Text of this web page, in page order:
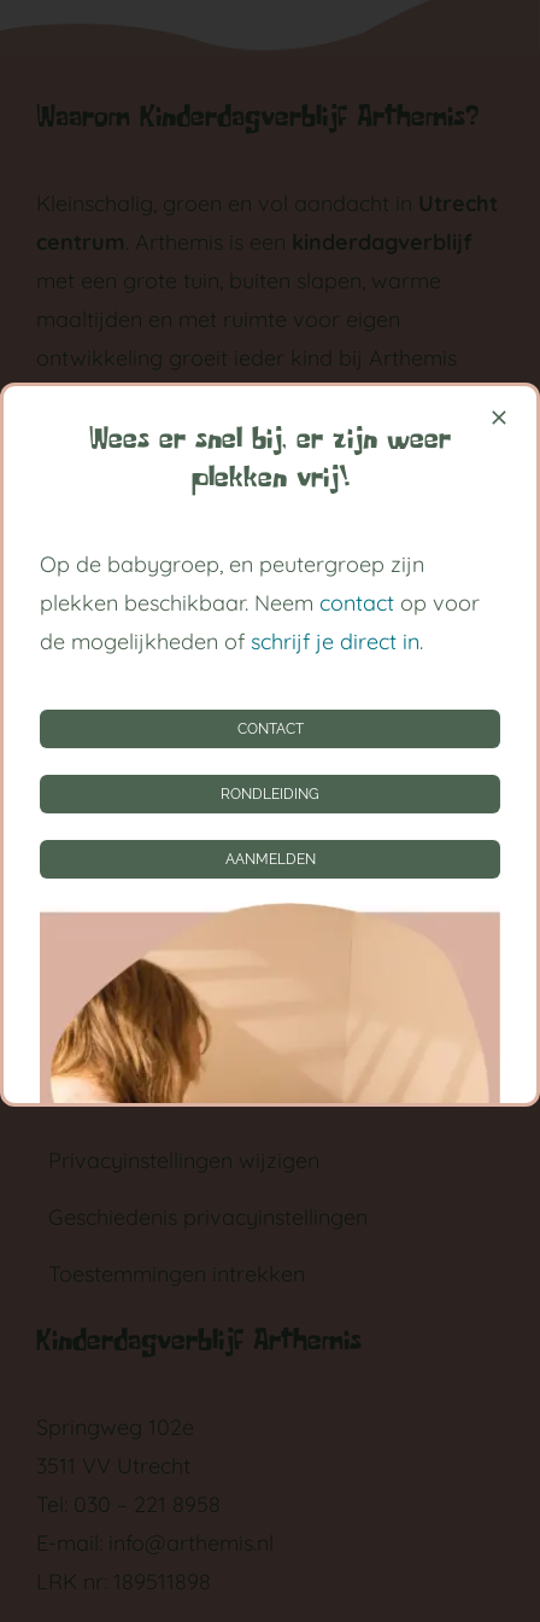
Waarom Kinderdagverblijf Arthemis?
Kleinschalig, groen en vol aandacht in Utrecht
centrum. Arthemis is een kinderdagverblijf
met een grote tuin, buiten slapen, warme
maaltijden en met ruimte voor eigen
ontwikkeling groeit ieder kind bij Arthemis
Volg ons op:
Handige links
Kinderdagverblijf Utrecht Centrum
Babygroep
Peutergroep
RONDLEIDING
AANMELDEN
Privacy instellingen
Privacyinstellingen wijzigen
Geschiedenis privacyinstellingen
Toestemmingen intrekken
Kinderdagverblijf Arthemis
Springweg 102e
3511 VV Utrecht
Tel: 030 – 221 8958
E-mail: info@arthemis.nl
LRK nr: 189511898
Wees er snel bij, er zijn weer
plekken vrij!
Op de babygroep, en peutergroep zijn
plekken beschikbaar. Neem contact op voor
de mogelijkheden of schrijf je direct in.
CONTACT
RONDLEIDING
AANMELDEN